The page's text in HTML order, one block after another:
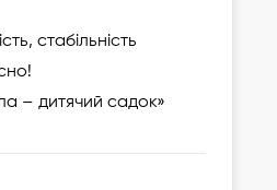
стабільність
– дитячий садок»